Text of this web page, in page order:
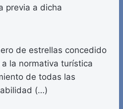
previa a dicha
de estrellas concedido
la normativa turística
de todas las
(…)